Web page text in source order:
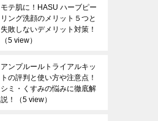
モテ肌に！HASU ハーブピー
リング洗顔のメリット５つと
失敗しないデメリット対策！
（5 view）
アンプルールトライアルキッ
トの評判と使い方や注意点！
シミ・くすみの悩みに徹底解
説！
（5 view）